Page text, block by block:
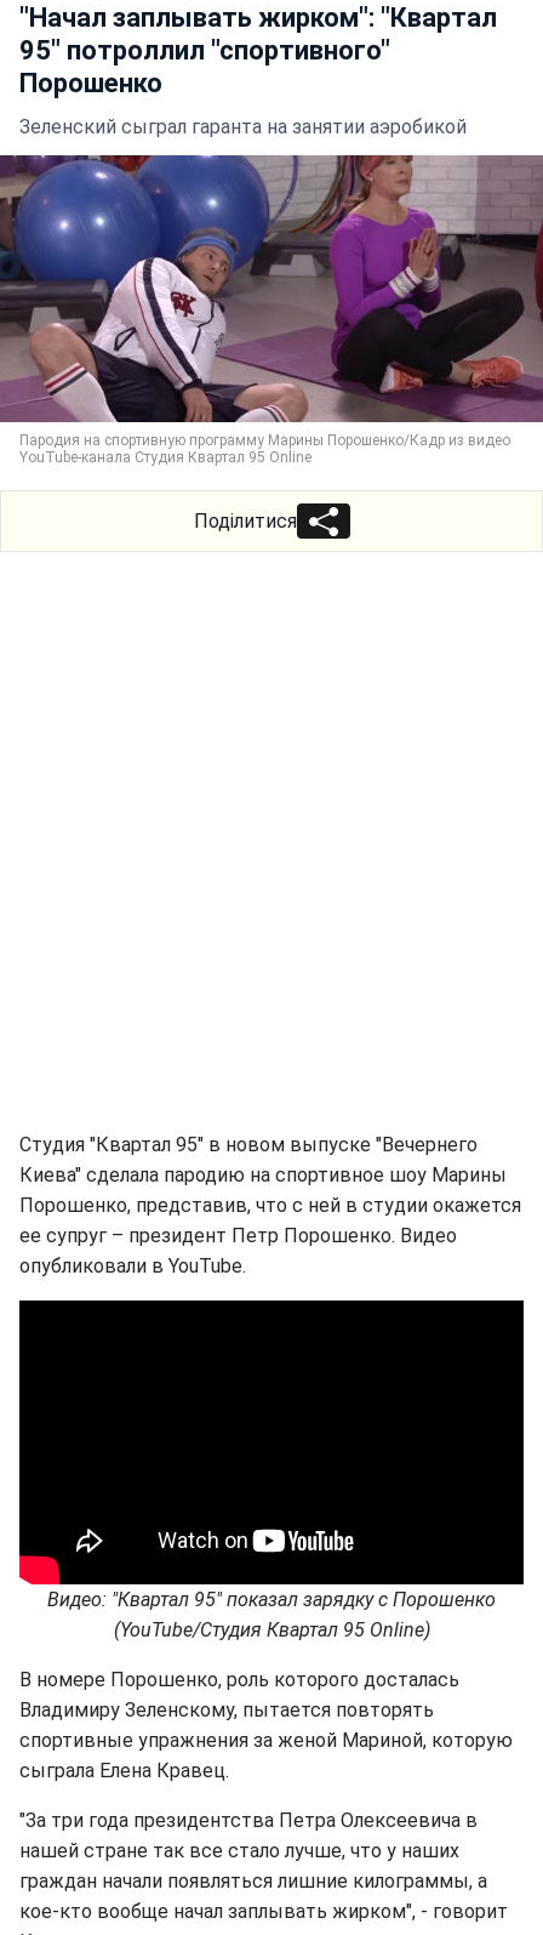
"Начал заплывать жирком": "Квартал
95" потроллил "спортивного"
Порошенко
Зеленский сыграл гаранта на занятии аэробикой
Пародия на спортивную программу Марины Порошенко/Кадр из видео
YouTube-канала Студия Квартал 95 Online
Поділитися
Студия "Квартал 95" в новом выпуске "Вечернего
Киева" сделала пародию на спортивное шоу Марины
Порошенко, представив, что с ней в студии окажется
ее супруг – президент Петр Порошенко. Видео
опубликовали в YouTube.
Видео: "Квартал 95" показал зарядку с Порошенко
(YouTube/Студия Квартал 95 Online)
В номере Порошенко, роль которого досталась
Владимиру Зеленскому, пытается повторять
спортивные упражнения за женой Мариной, которую
сыграла Елена Кравец.
"За три года президентства Петра Олексеевича в
нашей стране так все стало лучше, что у наших
граждан начали появляться лишние килограммы, а
кое-кто вообще начал заплывать жирком", - говорит